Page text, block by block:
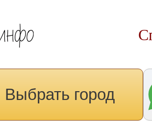
Выбрать город